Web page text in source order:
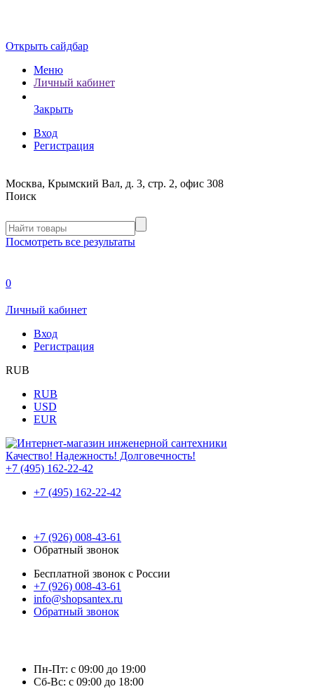
Открыть сайдбар
Меню
Личный кабинет
Закрыть
Вход
Регистрация
Москва, Крымский Вал, д. 3, стр. 2, офис 308
Поиск
Посмотреть все результаты
0
Личный кабинет
Вход
Регистрация
RUB
RUB
USD
EUR
Качество! Надежность! Долговечность!
+7 (495) 162-22-42
+7 (495) 162-22-42
+7 (926) 008-43-61
Обратный звонок
Бесплатной звонок с России
+7 (926) 008-43-61
info@shopsantex.ru
Обратный звонок
Пн-Пт: с 09:00 до 19:00
Сб-Вс: с 09:00 до 18:00